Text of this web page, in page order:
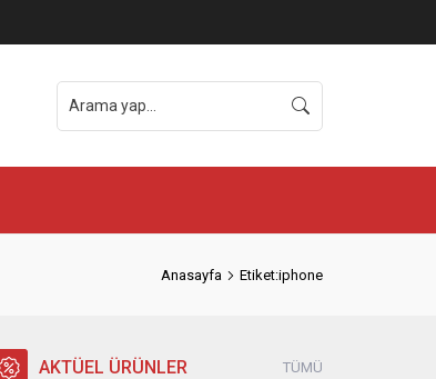
Anasayfa Etiket:iphone
AKTÜEL ÜRÜNLER TÜMÜ